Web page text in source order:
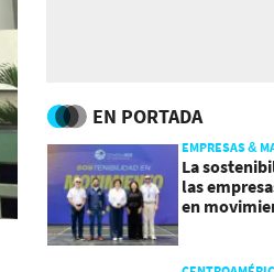
EN PORTADA
EMPRESAS &
La
las
en